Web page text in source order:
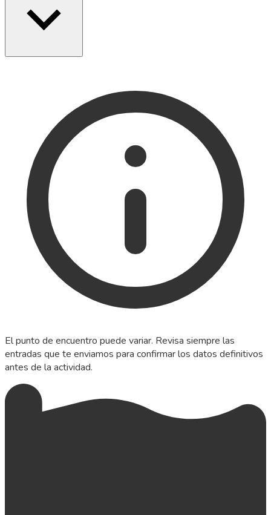
El punto de encuentro puede variar. Revisa siempre las
entradas que te enviamos para confirmar los datos definitivos
antes de la actividad.